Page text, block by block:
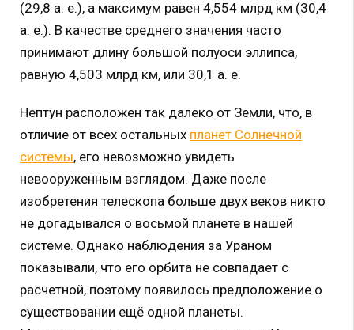
(29,8 а. е.), а максимум равен 4,554 млрд км (30,4
а. е.). В качестве среднего значения часто
принимают длину большой полуоси эллипса,
равную 4,503 млрд км, или 30,1 а. е.
Нептун расположен так далеко от Земли, что, в
отличие от всех остальных планет Солнечной
системы, его невозможно увидеть
невооруженным взглядом. Даже после
изобретения телескопа больше двух веков никто
не догадывался о восьмой планете в нашей
системе. Однако наблюдения за Ураном
показывали, что его орбита не совпадает с
расчетной, поэтому появилось предположение о
существовании ещё одной планеты.